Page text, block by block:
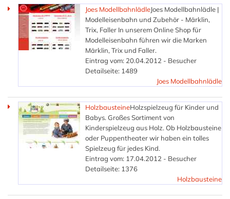
Joes ModellbahnlädleJoes Modellbahnlädle |
Modelleisenbahn und Zubehör - Märklin,
Trix, Faller In unserem Online Shop für
Modelleisenbahn führen wir die Marken
Märklin, Trix und Faller.
Eintrag vom: 20.04.2012 - Besucher
Detailseite: 1489
Joes Modellbahnlädle
HolzbausteineHolzspielzeug für Kinder und
Babys. Großes Sortiment von
Kinderspielzeug aus Holz. Ob Holzbausteine
oder Puppentheater wir haben ein tolles
Spielzeug für jedes Kind.
Eintrag vom: 17.04.2012 - Besucher
Detailseite: 1376
Holzbausteine